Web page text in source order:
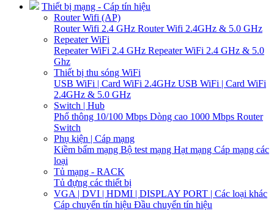
Thiết bị mạng - Cáp tín hiệu
Router Wifi (AP)
Router Wifi 2.4 GHz Router Wifi 2.4GHz & 5.0 GHz
Repeater WiFi
Repeater WiFi 2.4 GHz Repeater WiFi 2.4 GHz & 5.0
Ghz
Thiết bị thu sóng WiFi
USB WiFi | Card WiFi 2.4GHz USB WiFi | Card WiFi
2.4GHz & 5.0 GHz
Switch | Hub
Phổ thông 10/100 Mbps Dòng cao 1000 Mbps Router
Switch
Phụ kiện | Cáp mạng
Kiềm bấm mạng Bộ test mạng Hạt mạng Cáp mạng các
loại
Tủ mạng - RACK
Tủ đựng các thiết bị
VGA | DVI | HDMI | DISPLAY PORT | Các loại khác
Cáp chuyển tín hiệu Đầu chuyển tín hiệu